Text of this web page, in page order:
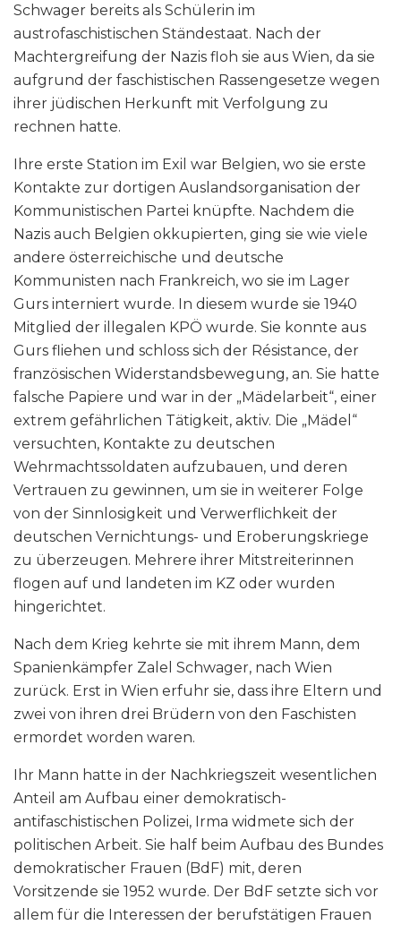
Schwager bereits als Schülerin im
austrofaschistischen Ständestaat. Nach der
Machtergreifung der Nazis floh sie aus Wien, da sie
aufgrund der faschistischen Rassengesetze wegen
ihrer jüdischen Herkunft mit Verfolgung zu
rechnen hatte.
Ihre erste Station im Exil war Belgien, wo sie erste
Kontakte zur dortigen Auslandsorganisation der
Kommunistischen Partei knüpfte. Nachdem die
Nazis auch Belgien okkupierten, ging sie wie viele
andere österreichische und deutsche
Kommunisten nach Frankreich, wo sie im Lager
Gurs interniert wurde. In diesem wurde sie 1940
Mitglied der illegalen KPÖ wurde. Sie konnte aus
Gurs fliehen und schloss sich der Résistance, der
französischen Widerstandsbewegung, an. Sie hatte
falsche Papiere und war in der „Mädelarbeit“, einer
extrem gefährlichen Tätigkeit, aktiv. Die „Mädel“
versuchten, Kontakte zu deutschen
Wehrmachtssoldaten aufzubauen, und deren
Vertrauen zu gewinnen, um sie in weiterer Folge
von der Sinnlosigkeit und Verwerflichkeit der
deutschen Vernichtungs- und Eroberungskriege
zu überzeugen. Mehrere ihrer Mitstreiterinnen
flogen auf und landeten im KZ oder wurden
hingerichtet.
Nach dem Krieg kehrte sie mit ihrem Mann, dem
Spanienkämpfer Zalel Schwager, nach Wien
zurück. Erst in Wien erfuhr sie, dass ihre Eltern und
zwei von ihren drei Brüdern von den Faschisten
ermordet worden waren.
Ihr Mann hatte in der Nachkriegszeit wesentlichen
Anteil am Aufbau einer demokratisch-
antifaschistischen Polizei, Irma widmete sich der
politischen Arbeit. Sie half beim Aufbau des Bundes
demokratischer Frauen (BdF) mit, deren
Vorsitzende sie 1952 wurde. Der BdF setzte sich vor
allem für die Interessen der berufstätigen Frauen